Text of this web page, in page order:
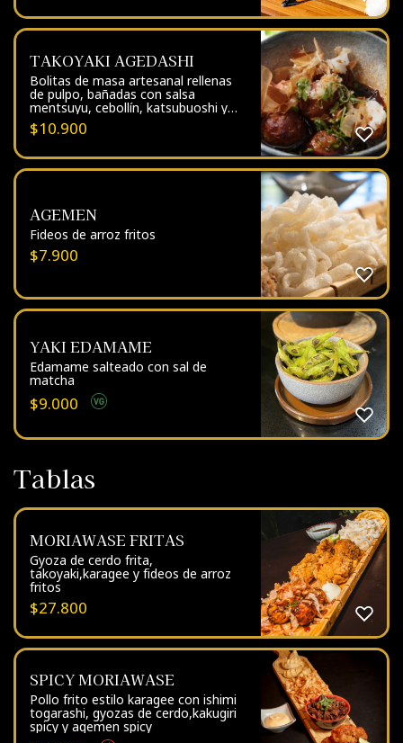
TAKOYAKI AGEDASHI
Bolitas de masa artesanal rellenas
de pulpo, bañadas con salsa
mentsuyu, cebollín, katsubuoshi y
jengibre encurtido
$10.900
AGEMEN
Fideos de arroz fritos
$7.900
YAKI EDAMAME
Edamame salteado con sal de
matcha
$9.000
Tablas
MORIAWASE FRITAS
Gyoza de cerdo frita,
takoyaki,karagee y fideos de arroz
fritos
$27.800
SPICY MORIAWASE
Pollo frito estilo karagee con ishimi
togarashi, gyozas de cerdo,kakugiri
spicy y agemen spicy